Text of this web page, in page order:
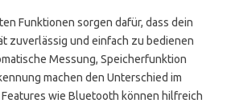
Funktionen sorgen dafür, dass dein
zuverlässig und einfach zu bedienen
Messung, Speicherfunktion
machen den Unterschied im
wie Bluetooth können hilfreich